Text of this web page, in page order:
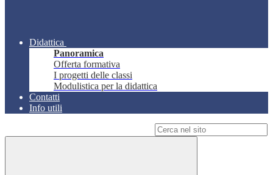
Didattica
Panoramica
Offerta formativa
I progetti delle classi
Modulistica per la didattica
Contatti
Info utili